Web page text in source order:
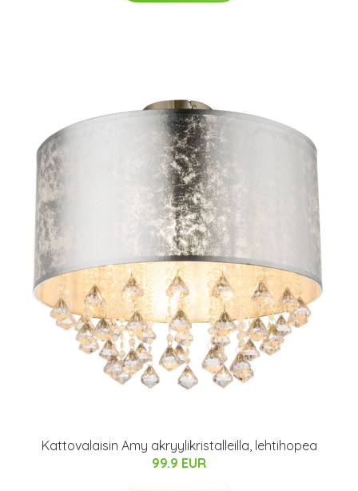
Kattovalaisin Amy akryylikristalleilla, lehtihopea
99.9 EUR